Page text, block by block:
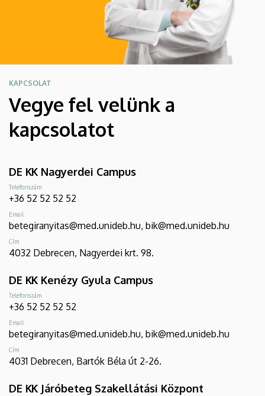
KAPCSOLAT
Vegye fel velünk a
kapcsolatot
DE KK Nagyerdei Campus
Telefonszám
+36 52 52 52 52
Email
betegiranyitas@med.unideb.hu, bik@med.unideb.hu
Cím
4032 Debrecen, Nagyerdei krt. 98.
DE KK Kenézy Gyula Campus
Telefonszám
+36 52 52 52 52
Email
betegiranyitas@med.unideb.hu, bik@med.unideb.hu
Cím
4031 Debrecen, Bartók Béla út 2-26.
DE KK Járóbeteg Szakellátási Központ